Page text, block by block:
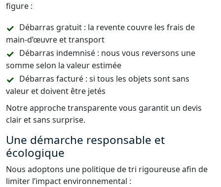
figure :
Débarras gratuit : la revente couvre les frais de
main-d’œuvre et transport
Débarras indemnisé : nous vous reversons une
somme selon la valeur estimée
Débarras facturé : si tous les objets sont sans
valeur et doivent être jetés
Notre approche transparente vous garantit un devis
clair et sans surprise.
Une démarche responsable et
écologique
Nous adoptons une politique de tri rigoureuse afin de
limiter l’impact environnemental :